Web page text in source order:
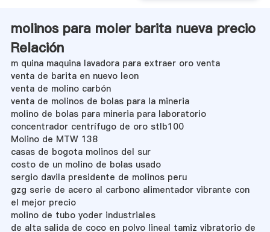
molinos para moler barita nueva precio
Relación
m quina maquina lavadora para extraer oro venta
venta de barita en nuevo leon
venta de molino carbón
venta de molinos de bolas para la mineria
molino de bolas para mineria para laboratorio
concentrador centrífugo de oro stlb100
Molino de MTW 138
casas de bogota molinos del sur
costo de un molino de bolas usado
sergio davila presidente de molinos peru
gzg serie de acero al carbono alimentador vibrante con
el mejor precio
molino de tubo yoder industriales
de alta salida de coco en polvo lineal tamiz vibratorio de